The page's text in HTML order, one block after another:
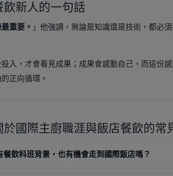
飲新人的一句話
重要。 」他強調，無論是知識還是技術，都必
投入，才會看見成果；成果會感動自己，而這份
正向循環。
於國際主廚職涯與飯店餐飲的常
餐飲科班背景，也有機會走到國際飯店嗎？